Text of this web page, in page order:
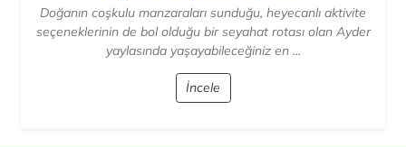
Doğanın coşkulu manzaraları sunduğu, heyecanlı aktivite
seçeneklerinin de bol olduğu bir seyahat rotası olan Ayder
yaylasında yaşayabileceğiniz en ...
İncele